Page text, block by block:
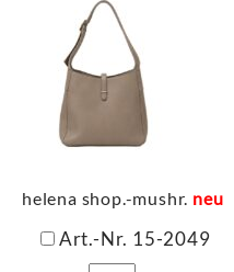
helena shop.-mushr. neu
Art.-Nr. 15-2049